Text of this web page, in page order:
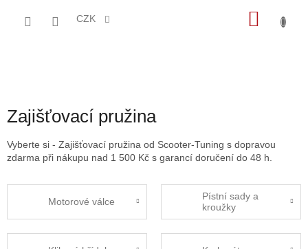
CZK
Zajišťovací pružina
Vyberte si - Zajišťovací pružina od Scooter-Tuning s dopravou
zdarma při nákupu nad 1 500 Kč s garancí doručení do 48 h.
Motorové válce
Pístní sady a
kroužky